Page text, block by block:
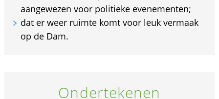
aangewezen voor politieke evenementen;
dat er weer ruimte komt voor leuk vermaak
op de Dam.
Ondertekenen